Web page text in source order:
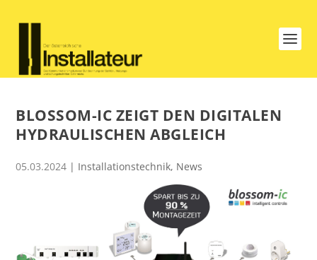
BLOSSOM-IC ZEIGT DEN DIGITALEN
HYDRAULISCHEN ABGLEICH
05.03.2024 | Installationstechnik, News